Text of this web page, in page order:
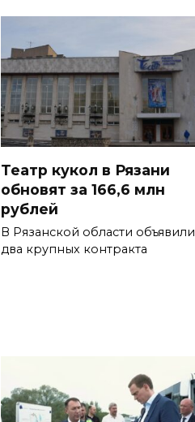
Театр кукол в Рязани
обновят за 166,6 млн
рублей
В Рязанской области объявили
два крупных контракта